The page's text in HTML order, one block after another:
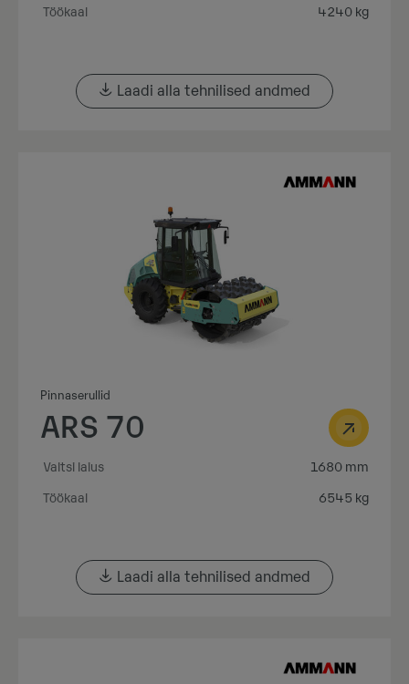
Töökaal
4240 kg
Laadi alla tehnilised andmed
Pinnaserullid
ARS 70
Valtsi laius
1680 mm
Töökaal
6545 kg
Laadi alla tehnilised andmed